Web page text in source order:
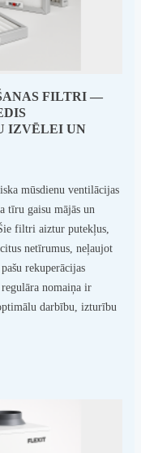
FILTRI —
IZVĒLEI UN
mūsdienu ventilācijas
tīru gaisu mājās un
filtri aiztur putekļus,
netīrumus, neļaujot
rekuperācijas
nomaiņa ir
darbību, izturību